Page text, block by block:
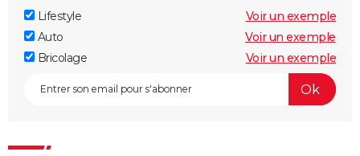
Lifestyle
Voir un exemple
Auto
Voir un exemple
Bricolage
Voir un exemple